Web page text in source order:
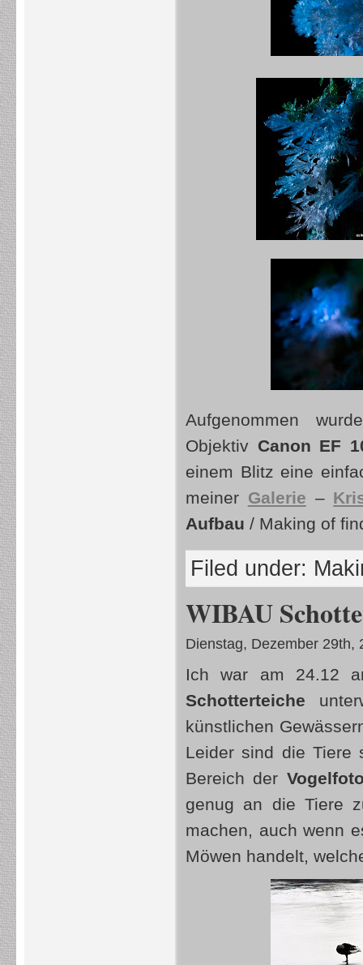
Aufgenommen
Objektiv Canon EF
einem Blitz eine
meiner Galerie –
Aufbau / Making of
Filed under:
WIBAU
Dienstag, Dezember 29th,
Ich war am 24.12
Schotterteiche
künstlichen
Leider sind die Tiere
Bereich der
genug an die Tiere
machen, auch wenn
Möwen handelt,